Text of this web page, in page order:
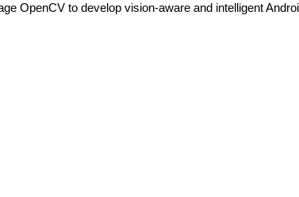
OpenCV to develop vision-aware and intelligent